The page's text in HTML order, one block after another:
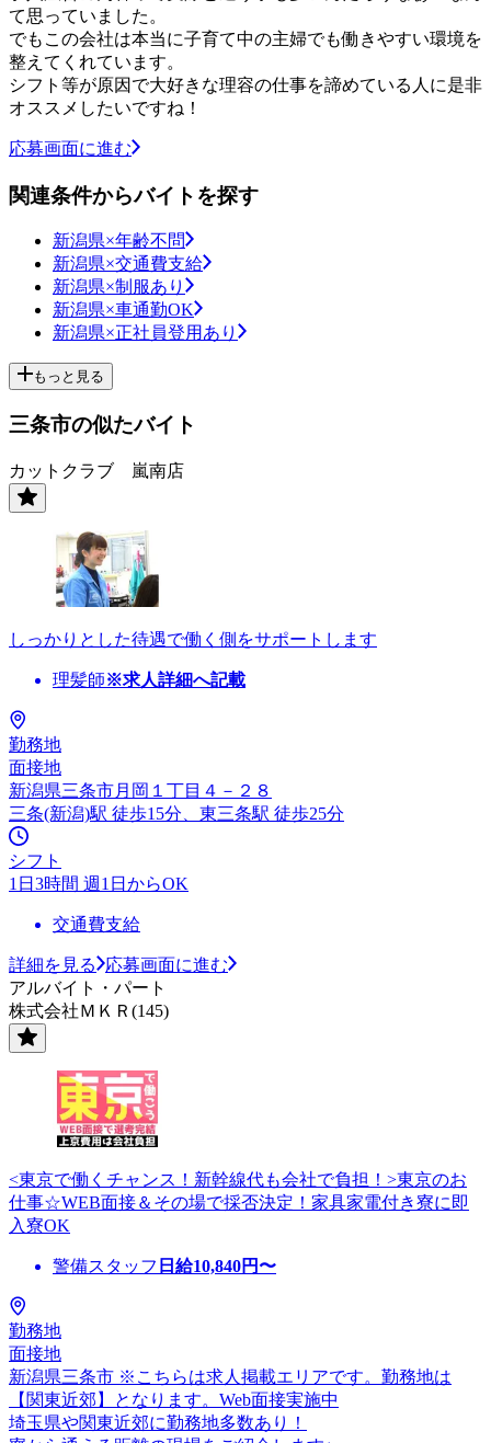
て思っていました。
でもこの会社は本当に⼦育て中の主婦でも働きやすい環境を
整えてくれています。
シフト等が原因で⼤好きな理容の仕事を諦めている⼈に是⾮
オススメしたいですね！
応募画面に進む
関連条件からバイトを探す
新潟県×年齢不問
新潟県×交通費支給
新潟県×制服あり
新潟県×車通勤OK
新潟県×正社員登用あり
もっと見る
三条市の似たバイト
カットクラブ 嵐南店
しっかりとした待遇で働く側をサポートします
理髪師※求人詳細へ記載
勤務地
面接地
新潟県三条市月岡１丁目４－２８
三条(新潟)駅 徒歩15分、東三条駅 徒歩25分
シフト
1日3時間 週1日からOK
交通費支給
詳細を見る
応募画面に進む
アルバイト・パート
株式会社ＭＫＲ(145)
<東京で働くチャンス！新幹線代も会社で負担！>東京のお
仕事☆WEB面接＆その場で採否決定！家具家電付き寮に即
入寮OK
警備スタッフ 日給10,840円〜
勤務地
面接地
新潟県三条市 ※こちらは求人掲載エリアです。勤務地は
【関東近郊】となります。Web面接実施中
埼玉県や関東近郊に勤務地多数あり！